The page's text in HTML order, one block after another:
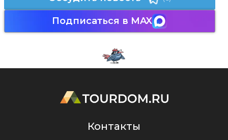
Подписаться в MAX
Контакты